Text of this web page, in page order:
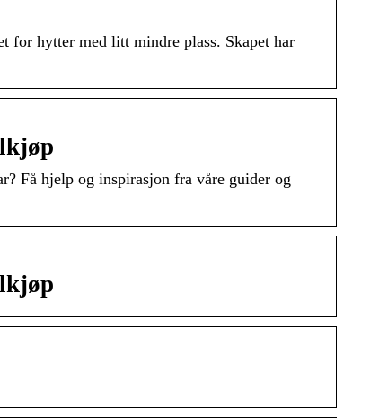
for hytter med litt mindre plass. Skapet har
Få hjelp og inspirasjon fra våre guider og